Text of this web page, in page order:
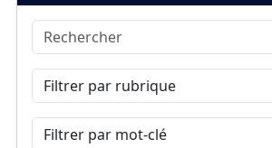
Rechercher
Filtrer par rubrique
Filtrer par mot-clé